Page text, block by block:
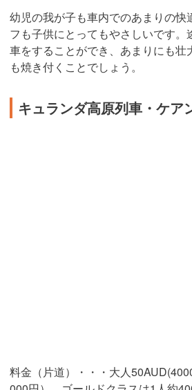
幼児の我が子も車内でのあまりの快
フも子供にとってもやさしいです。
車をすることができ、あまりにも壮
も焼き付くことでしょう。
キュランダ高原列車・ケア
料金（片道）・・・大人